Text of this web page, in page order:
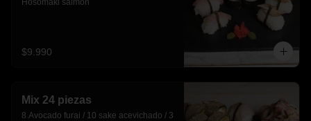
Hosomaki salmon
$9.990
Mix 24 piezas
8 Avocado furai / 10 sake acevichado / 3